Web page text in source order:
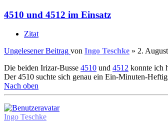
4510 und 4512 im Einsatz
Zitat
Ungelesener Beitrag von Ingo Teschke » 2.
Die beiden Irizar-Busse 4510 und 4512 konnte ich
Der 4510 suchte sich genau ein Ein-Minuten-
Nach oben
Ingo Teschke